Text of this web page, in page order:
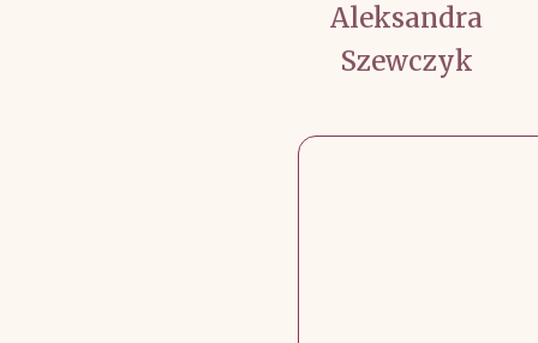
Aleksandra
Szewczyk